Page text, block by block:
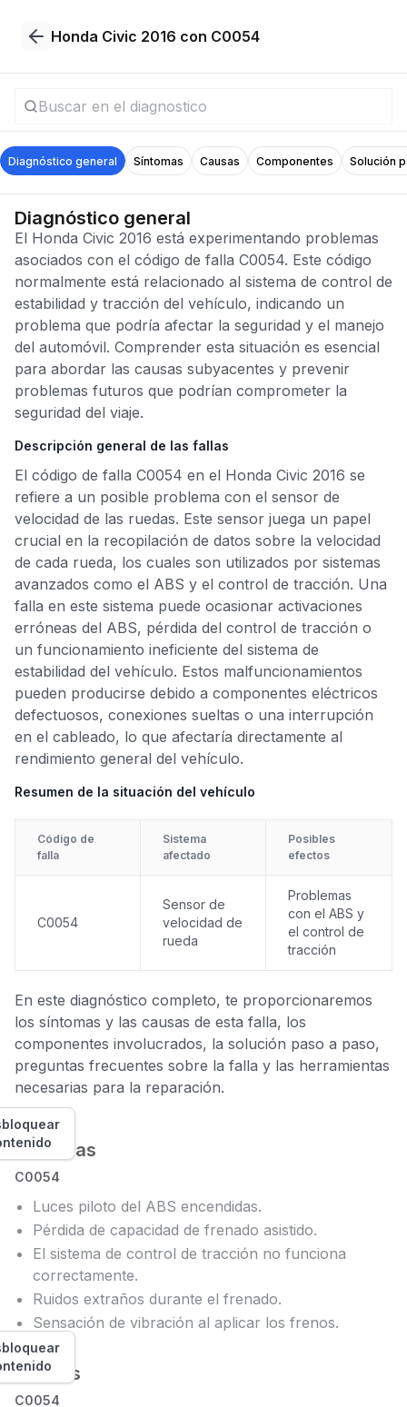
Honda Civic 2016 con C0054
Diagnóstico general Síntomas Causas Componentes Solución
Diagnóstico general
El Honda Civic 2016 está experimentando problemas
asociados con el código de falla C0054. Este código
normalmente está relacionado al sistema de control de
estabilidad y tracción del vehículo, indicando un
problema que podría afectar la seguridad y el manejo
del automóvil. Comprender esta situación es esencial
para abordar las causas subyacentes y prevenir
problemas futuros que podrían comprometer la
seguridad del viaje.
Descripción general de las fallas
El código de falla C0054 en el Honda Civic 2016 se
refiere a un posible problema con el sensor de
velocidad de las ruedas. Este sensor juega un papel
crucial en la recopilación de datos sobre la velocidad
de cada rueda, los cuales son utilizados por sistemas
avanzados como el ABS y el control de tracción. Una
falla en este sistema puede ocasionar activaciones
erróneas del ABS, pérdida del control de tracción o
un funcionamiento ineficiente del sistema de
estabilidad del vehículo. Estos malfuncionamientos
pueden producirse debido a componentes eléctricos
defectuosos, conexiones sueltas o una interrupción
en el cableado, lo que afectaría directamente al
rendimiento general del vehículo.
Resumen de la situación del vehículo
Código de
falla
Sistema
afectado
Posibles
efectos
C0054
Sensor de
velocidad de
rueda
Problemas
con el ABS y
el control de
tracción
En este diagnóstico completo, te proporcionaremos
los síntomas y las causas de esta falla, los
componentes involucrados, la solución paso a paso,
preguntas frecuentes sobre la falla y las herramientas
necesarias para la reparación.
Síntomas
C0054
Luces piloto del ABS encendidas.
Pérdida de capacidad de frenado asistido.
El sistema de control de tracción no funciona
correctamente.
Ruidos extraños durante el frenado.
Sensación de vibración al aplicar los frenos.
Causas
C0054